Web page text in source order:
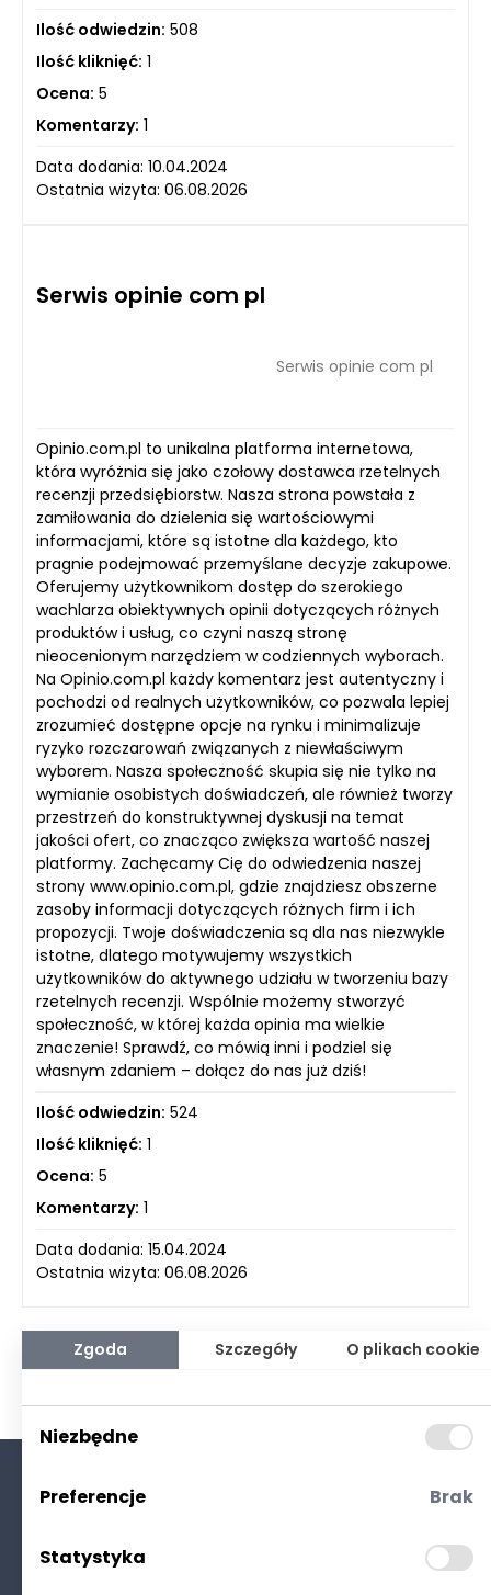
Ilość odwiedzin: 508
Ilość kliknięć: 1
Ocena: 5
Komentarzy: 1
Data dodania: 10.04.2024
Ostatnia wizyta: 06.08.2026
Serwis opinie com pl
Serwis opinie com pl
Opinio.com.pl to unikalna platforma internetowa,
która wyróżnia się jako czołowy dostawca rzetelnych
recenzji przedsiębiorstw. Nasza strona powstała z
zamiłowania do dzielenia się wartościowymi
informacjami, które są istotne dla każdego, kto
pragnie podejmować przemyślane decyzje zakupowe.
Oferujemy użytkownikom dostęp do szerokiego
wachlarza obiektywnych opinii dotyczących różnych
produktów i usług, co czyni naszą stronę
nieocenionym narzędziem w codziennych wyborach.
Na Opinio.com.pl każdy komentarz jest autentyczny i
pochodzi od realnych użytkowników, co pozwala lepiej
zrozumieć dostępne opcje na rynku i minimalizuje
ryzyko rozczarowań związanych z niewłaściwym
wyborem. Nasza społeczność skupia się nie tylko na
wymianie osobistych doświadczeń, ale również tworzy
przestrzeń do konstruktywnej dyskusji na temat
jakości ofert, co znacząco zwiększa wartość naszej
platformy. Zachęcamy Cię do odwiedzenia naszej
strony www.opinio.com.pl, gdzie znajdziesz obszerne
zasoby informacji dotyczących różnych firm i ich
propozycji. Twoje doświadczenia są dla nas niezwykle
istotne, dlatego motywujemy wszystkich
użytkowników do aktywnego udziału w tworzeniu bazy
rzetelnych recenzji. Wspólnie możemy stworzyć
społeczność, w której każda opinia ma wielkie
znaczenie! Sprawdź, co mówią inni i podziel się
własnym zdaniem – dołącz do nas już dziś!
Ilość odwiedzin: 524
Ilość kliknięć: 1
Ocena: 5
Komentarzy: 1
Data dodania: 15.04.2024
Ostatnia wizyta: 06.08.2026
Polityka prywatności
Zgoda Szczegóły O plikach cookie
Niezbędne
Preferencje Brak
Statystyka